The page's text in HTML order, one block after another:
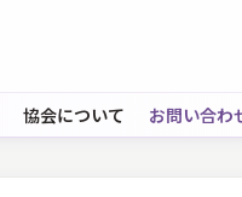
協会について お問い合わ